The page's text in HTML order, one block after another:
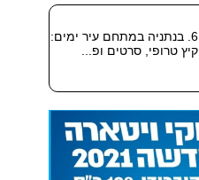
6. בנתניה במתחם עיר ימים:
קיץ טרופי, סרטים ופ...